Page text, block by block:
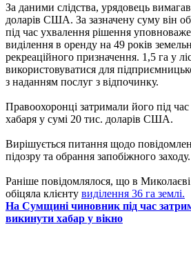
За даними слідства, урядовець
доларів США. За зазначену суму він
під час ухвалення рішення
виділення в оренду на 49 років
рекреаційного призначення. 1,5 га у
використовуватися для
з наданням послуг з відпочинку.
Правоохоронці затримали його під
хабаря у сумі 20 тис. доларів США.
Вирішується питання щодо
підозру та обрання запобіжного заходу.
Раніше повідомлялося, що в Миколаєві
обіцяла клієнту виділення 36 га землі.
На Сумщині чиновник під час
викинути хабар у вікно